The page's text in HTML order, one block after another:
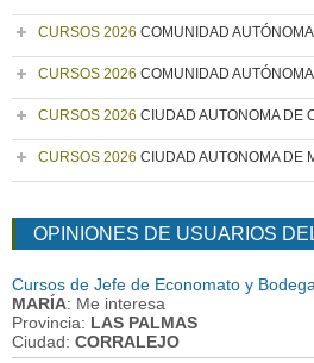
CURSOS 2026 COMUNIDAD
CURSOS 2026 COMUNIDAD
CURSOS 2026 CIUDAD AUTONOMA DE
CURSOS 2026 CIUDAD AUTONOMA DE
OPINIONES DE USUARIOS
Cursos de Jefe de Economato y
MARÍA: Me interesa
Provincia: LAS PALMAS
Ciudad: CORRALEJO